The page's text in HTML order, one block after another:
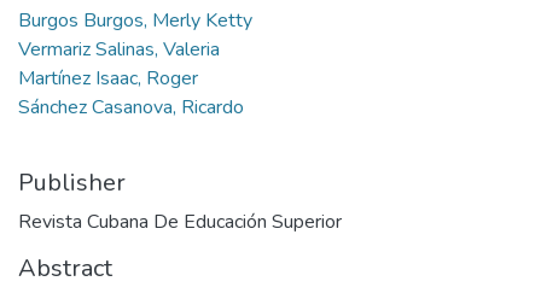
Burgos Burgos, Merly Ketty
Vermariz Salinas, Valeria
Martínez Isaac, Roger
Sánchez Casanova, Ricardo
Publisher
Revista Cubana De Educación Superior
Abstract